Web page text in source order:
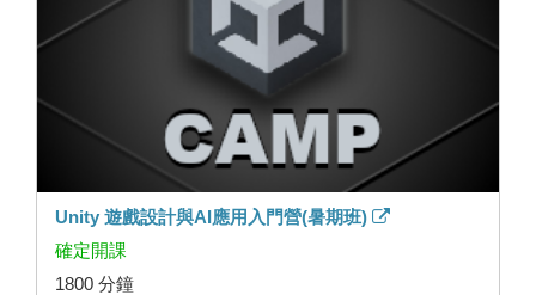
Unity 遊戲設計與AI應用入門營(暑期班)
確定開課
1800 分鐘